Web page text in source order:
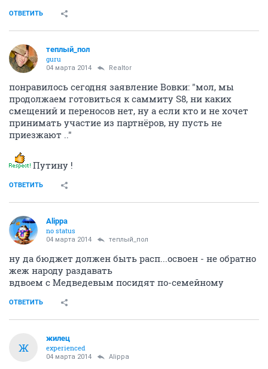
ОТВЕТИТЬ
теплый_пол
guru
04 марта 2014 Realtor
понравилось сегодня заявление Вовки: "мол, мы
продолжаем готовиться к саммиту S8, ни каких
смещений и переносов нет, ну а если кто и не хочет
принимать участие из партнёров, ну пусть не
приезжают .."
Путину !
ОТВЕТИТЬ
Alippa
no status
04 марта 2014 теплый_пол
ну да бюджет должен быть расп...освоен - не обратно
жеж народу раздавать
вдвоем с Медведевым посидят по-семейному
ОТВЕТИТЬ
Ж
жилец
experienced
04 марта 2014 Alippa